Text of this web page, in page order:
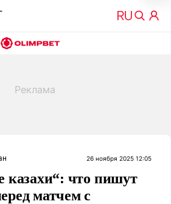
26 ноября 2025 12:05
казахи“: что пишут
матчем с